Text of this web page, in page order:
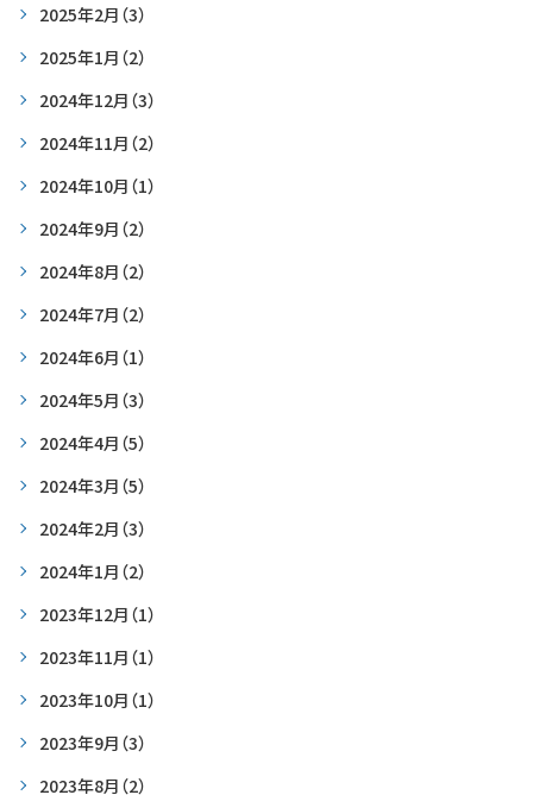
2025年2月 （3）
2025年1月 （2）
2024年12月 （3）
2024年11月 （2）
2024年10月 （1）
2024年9月 （2）
2024年8月 （2）
2024年7月 （2）
2024年6月 （1）
2024年5月 （3）
2024年4月 （5）
2024年3月 （5）
2024年2月 （3）
2024年1月 （2）
2023年12月 （1）
2023年11月 （1）
2023年10月 （1）
2023年9月 （3）
2023年8月 （2）